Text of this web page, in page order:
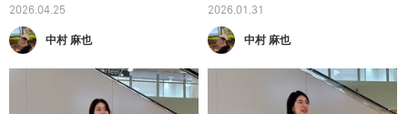
2026.04.25
中村 麻也
2026.01.31
中村 麻也